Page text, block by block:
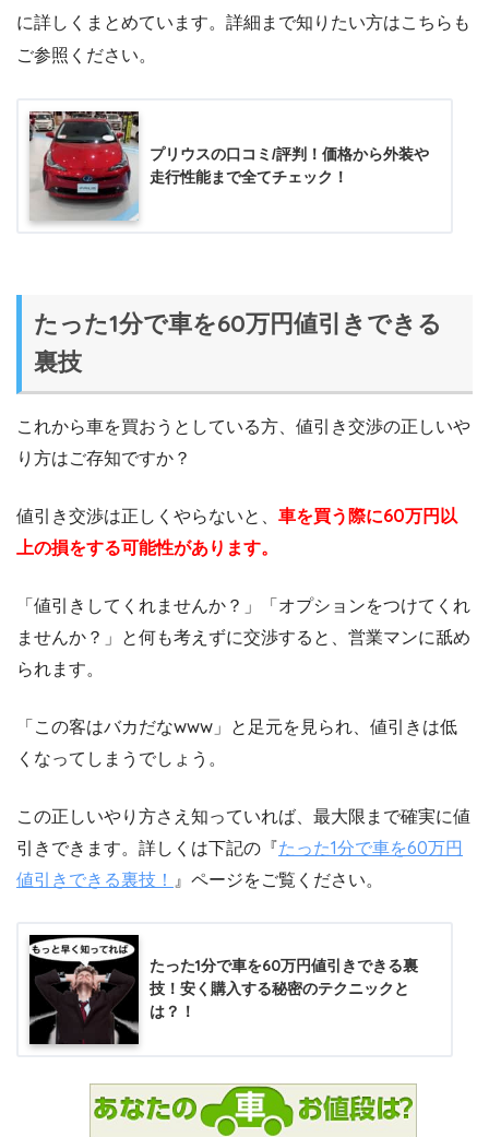
に詳しくまとめています。詳細まで知りたい方はこちらも
ご参照ください。
プリウスの口コミ/評判！価格から外装や
走行性能まで全てチェック！
たった1分で車を60万円値引きできる
裏技
これから車を買おうとしている方、値引き交渉の正しいや
り方はご存知ですか？
値引き交渉は正しくやらないと、 車を買う際に60万円以
上の損をする可能性があります。
「値引きしてくれませんか？」「オプションをつけてくれ
ませんか？」と何も考えずに交渉すると、営業マンに舐め
られます。
「この客はバカだなwww」と足元を見られ、値引きは低
くなってしまうでしょう。
この正しいやり方さえ知っていれば、最大限まで確実に値
引きできます。詳しくは下記の『たった1分で車を60万円
値引きできる裏技！ 』ページをご覧ください。
たった1分で車を60万円値引きできる裏
技！安く購入する秘密のテクニックと
は？！